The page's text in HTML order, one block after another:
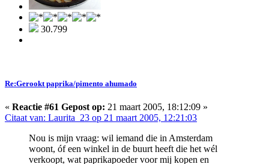
30.799
Re:Gerookt paprika/pimento ahumado
« Reactie #61 Gepost op: 21 maart 2005, 18:12:09 »
Citaat van: Laurita_23 op 21 maart 2005, 12:21:03
Nou is mijn vraag: wil iemand die in Amsterdam
woont, óf een winkel in de buurt heeft die het wél
verkoopt, wat paprikapoeder voor mij kopen en